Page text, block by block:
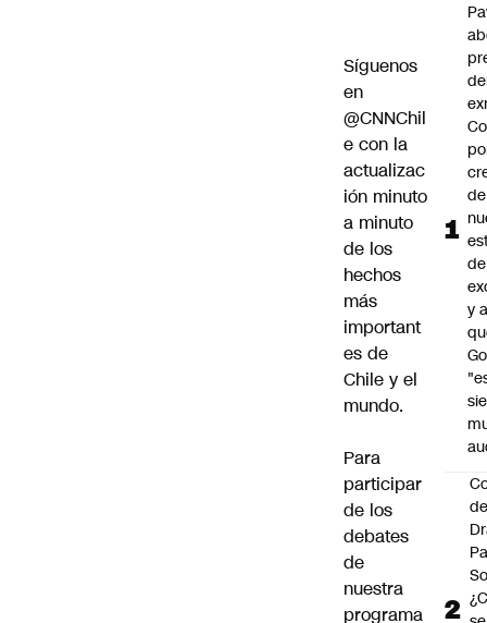
Síguenos
en
@CNNChil
e con la
actualizac
ión minuto
a minuto
de los
hechos
más
important
es de
Chile y el
mundo.
Para
participar
de los
debates
de
nuestra
programa
de
y